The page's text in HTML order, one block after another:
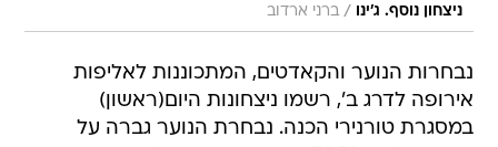
ניצחון נוסף. ג'ינו / ברני ארדוב
נבחרות הנוער והקאדטים, המתכוננות לאליפות
אירופה לדרג ב', רשמו ניצחונות היום(ראשון)
במסגרת טורנירי הכנה. נבחרת הנוער גברה על